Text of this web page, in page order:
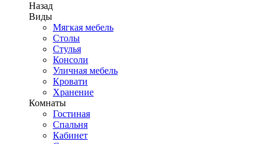
Назад
Виды
Мягкая мебель
Столы
Стулья
Консоли
Уличная мебель
Кровати
Хранение
Комнаты
Гостиная
Спальня
Кабинет